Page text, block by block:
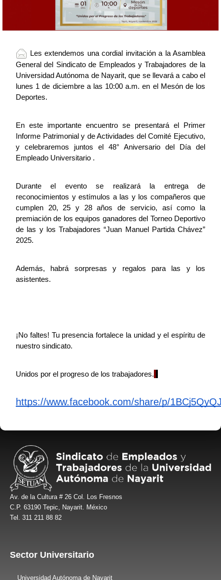
Les extendemos una cordial invitación a la Asamblea
General del Sindicato de Empleados y Trabajadores de la
Universidad Autónoma de Nayarit, que se llevará a cabo el
lunes 1 de diciembre a las 10:00 a.m. en el Mesón de los
Deportes.
En este importante encuentro se presentará el Primer
Informe Patrimonial y de Actividades del Comité Ejecutivo,
y celebraremos juntos el 48° Aniversario del Día del
Empleado Universitario .
Durante el evento se realizará la entrega de
reconocimientos y estímulos a las y los compañeros que
cumplen 20, 25 y 28 años de servicio, así como la
premiación de los equipos ganadores del Torneo Deportivo
de las y los Trabajadores “Juan Manuel Partida Chávez”
2025.
Además, habrá sorpresas y regalos para las y los
asistentes.
¡No faltes! Tu presencia fortalece la unidad y el espíritu de
nuestro sindicato.
Unidos por el progreso de los trabajadores.
https://www.facebook.com/share/p/
Av. de la Cultura # 26 Col. Los Fresnos
C.P. 63190 Tepic, Nayarit. México
Tel. 311 211 88 82
Sector Universitario
Universidad Autónoma de Nayarit